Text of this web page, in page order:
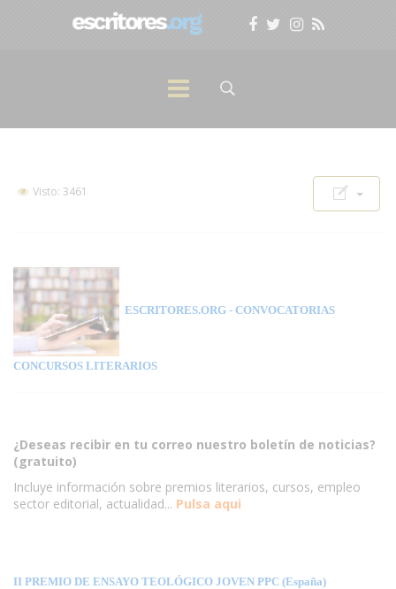
Visto: 3461
ESCRITORES.ORG - CONVOCATORIAS
CONCURSOS LITERARIOS
¿Deseas recibir en tu correo nuestro boletín de noticias?
(gratuito)
Incluye información sobre premios literarios, cursos, empleo
sector editorial, actualidad... Pulsa aqui
II PREMIO DE ENSAYO TEOLÓGICO JOVEN PPC (España)